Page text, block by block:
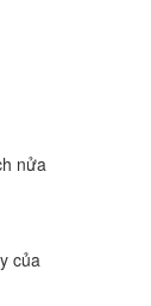
nửa
của